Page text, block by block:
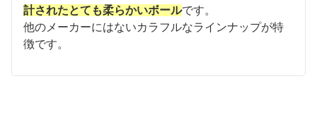
計されたとても柔らかいボールです。
他のメーカーにはないカラフルなラインナップが特
徴です。